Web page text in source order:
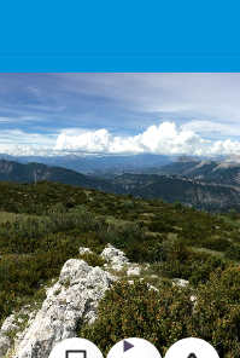
ImprimerTéléchargerSignaler